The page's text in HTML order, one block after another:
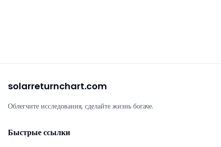
solarreturnchart.com
Облегчите исследования, сделайте жизнь богаче.
Быстрые ссылки